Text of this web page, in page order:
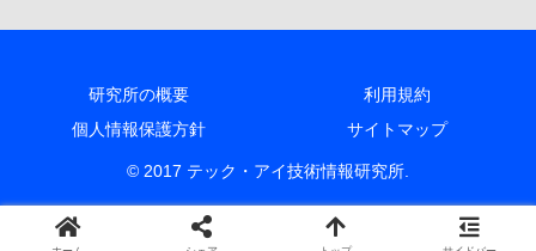
研究所の概要
利用規約
個人情報保護方針
サイトマップ
© 2017 テック・アイ技術情報研究所.